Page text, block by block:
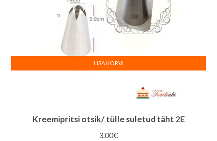
Kreemipritsi otsik/ tülle suletud täht 2E
3.00€
LISA KORVI